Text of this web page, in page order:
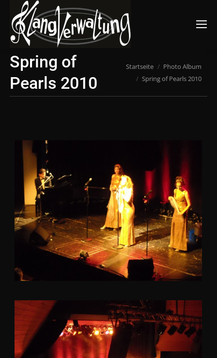
Suchen:
Spring of
Pearls 2010
Du bist hier:
Startseite
Photo Album
Spring of Pearls 2010